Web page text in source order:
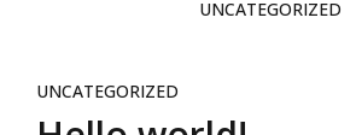
UNCATEGORIZED
UNCATEGORIZED